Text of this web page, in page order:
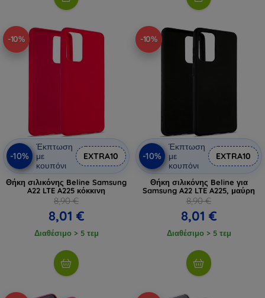
-10%
-10%
Έκπτωση
με
κουπόνι
EXTRA10
Θήκη σιλικόνης Beline Samsung
A22 LTE A225 κόκκινη
8,90 €
8,01 €
Διαθέσιμο > 5 τεμ
-10%
-10%
Έκπτωση
με
κουπόνι
EXTRA10
Θήκη σιλικόνης Beline για
Samsung A22 LTE A225, μαύρη
8,90 €
8,01 €
Διαθέσιμο > 5 τεμ